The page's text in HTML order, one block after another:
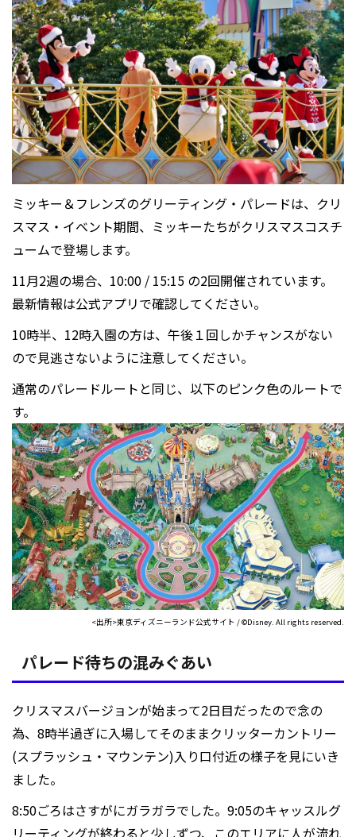
ミッキー＆フレンズのグリーティング・パレードは、クリ
スマス・イベント期間、ミッキーたちがクリスマスコスチ
ュームで登場します。
11月2週の場合、10:00 / 15:15 の2回開催されています。
最新情報は公式アプリで確認してください。
10時半、12時入園の方は、午後１回しかチャンスがない
ので見逃さないように注意してください。
通常のパレードルートと同じ、以下のピンク色のルートで
す。
<出所>東京ディズニーランド公式サイト / ©Disney. All rights reserved.
パレード待ちの混みぐあい
クリスマスバージョンが始まって2日目だったので念の
為、8時半過ぎに入場してそのままクリッターカントリー
(スプラッシュ・マウンテン)入り口付近の様子を見にいき
ました。
8:50ごろはさすがにガラガラでした。9:05のキャッスルグ
リーティングが終わると少しずつ、このエリアに人が流れ